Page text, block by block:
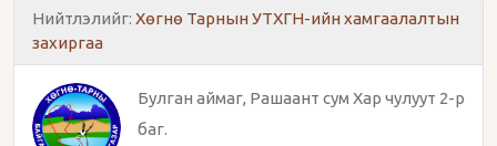
Нийтлэлийг: Хөгнө Тарнын УТХГН-ийн хамгаалалтын
захиргаа
Булган аймаг, Рашаант сум Хар чулуут 2-р
баг.